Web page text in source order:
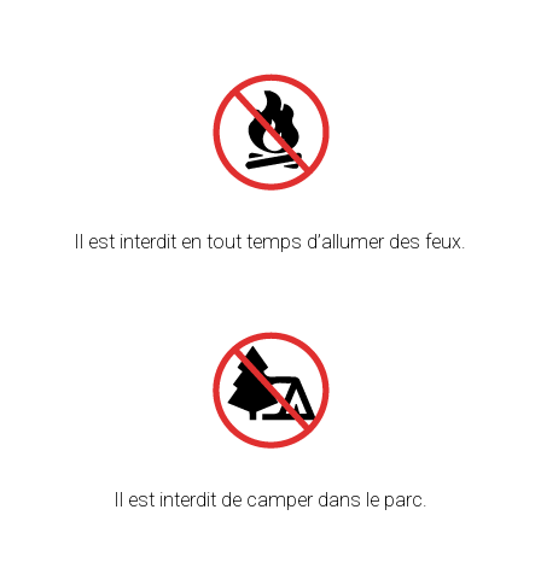
Il est interdit en tout temps d’allumer des feux.
Il est interdit de camper dans le parc.